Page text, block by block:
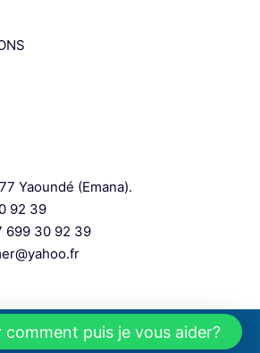
Yaoundé (Emana).
92 39
699 30 92 39
comment puis je vous aider?